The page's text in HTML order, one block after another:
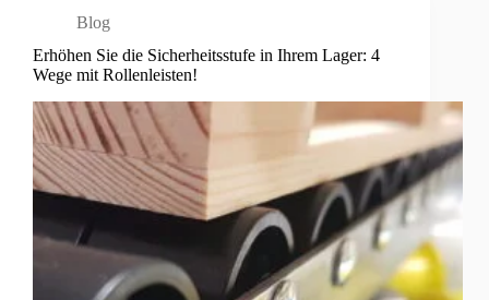
Blog
Erhöhen Sie die Sicherheitsstufe in Ihrem Lager: 4
Wege mit Rollenleisten!